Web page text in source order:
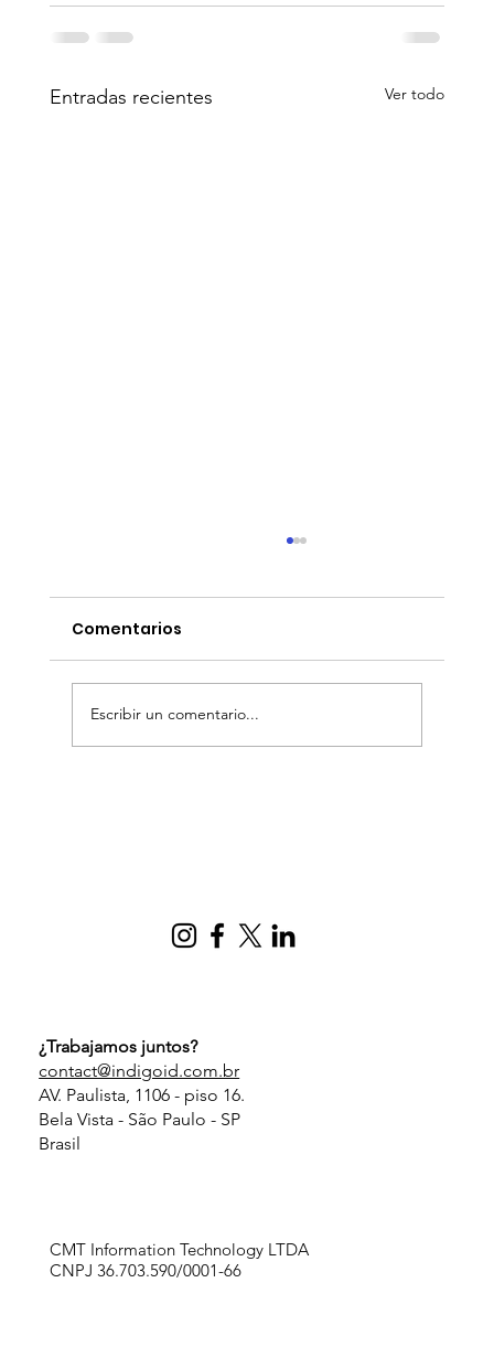
Entradas recientes Ver todo
Comentarios
Escribir un comentario...
CMT Information Technology LTDA
CNPJ 36.703.590/0001-66
¿Trabajamos juntos?
contact@indigoid.com.br
AV. Paulista, 1106 - piso 16.
Bela Vista - São Paulo - SP
Brasil